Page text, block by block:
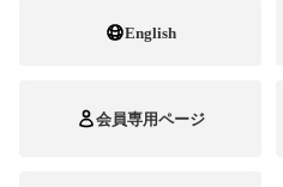
English
会員専用ページ
選ばれた大阪府の金輪
に、受賞の喜びや矯正